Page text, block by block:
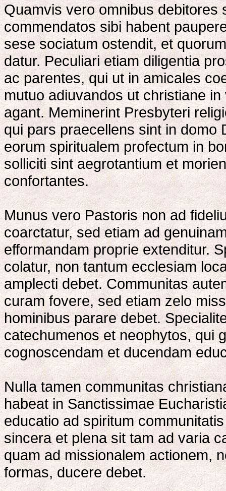
Quamvis vero omnibus debitores
commendatos sibi habent
sese sociatum ostendit, et
datur. Peculiari etiam diligentia
ac parentes, qui ut in amicales
mutuo adiuvandos ut christiane
agant. Meminerint Presbyteri
qui pars praecellens sint in domo
eorum spiritualem profectum in
solliciti sint aegrotantium et
confortantes.
Munus vero Pastoris non ad
coarctatur, sed etiam ad
efformandam proprie extenditur.
colatur, non tantum ecclesiam
amplecti debet. Communitas
curam fovere, sed etiam zelo
hominibus parare debet.
catechumenos et neophytos, qui
cognoscendam et ducendam
Nulla tamen communitas
habeat in Sanctissimae
educatio ad spiritum
sincera et plena sit tam ad varia
quam ad missionalem actionem,
formas, ducere debet.